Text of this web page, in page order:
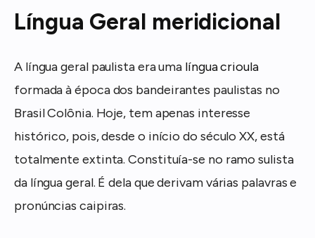
Língua Geral meridicional
A língua geral paulista era uma língua crioula
formada à época dos bandeirantes paulistas no
Brasil Colônia. Hoje, tem apenas interesse
histórico, pois, desde o início do século XX, está
totalmente extinta. Constituía-se no ramo sulista
da língua geral. É dela que derivam várias palavras e
pronúncias caipiras.